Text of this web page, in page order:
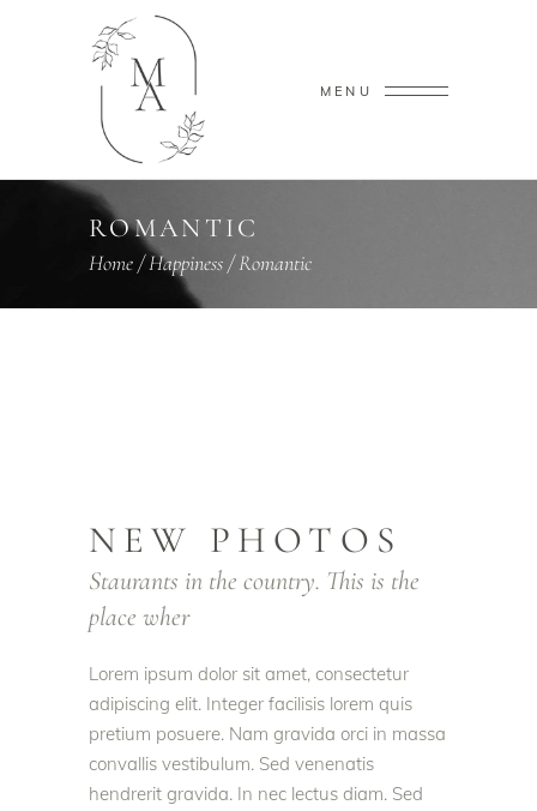
MENU
ROMANTIC
Home/Happiness/Romantic
NEW PHOTOS
Staurants in the country. This is the
place wher
Lorem ipsum dolor sit amet, consectetur
adipiscing elit. Integer facilisis lorem quis
pretium posuere. Nam gravida orci in massa
convallis vestibulum. Sed venenatis
hendrerit gravida. In nec lectus diam. Sed